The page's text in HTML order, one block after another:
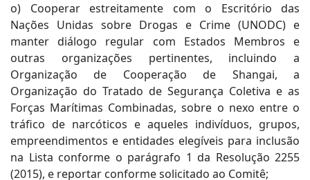
o) Cooperar estreitamente com o Escritório das
Nações Unidas sobre Drogas e Crime (UNODC) e
manter diálogo regular com Estados Membros e
outras organizações pertinentes, incluindo a
Organização de Cooperação de Shangai, a
Organização do Tratado de Segurança Coletiva e as
Forças Marítimas Combinadas, sobre o nexo entre o
tráfico de narcóticos e aqueles indivíduos, grupos,
empreendimentos e entidades elegíveis para inclusão
na Lista conforme o parágrafo 1 da Resolução 2255
(2015), e reportar conforme solicitado ao Comitê;